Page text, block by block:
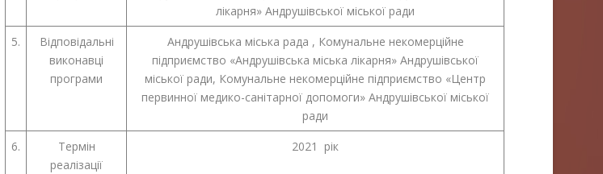
лікарня» Андрушівської міської ради
5.
Відповідальні
виконавці
програми
Андрушівська міська рада , Комунальне некомерційне
підприємство «Андрушівська міська лікарня» Андрушівської
міської ради, Комунальне некомерційне підприємство «Центр
первинної медико-санітарної допомоги» Андрушівської міської
ради
6.
Термін
реалізації
2021 рік